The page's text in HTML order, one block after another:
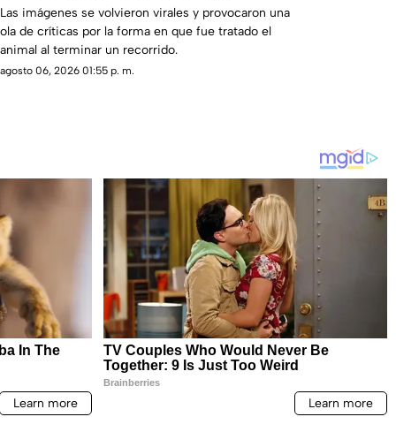
reaccionó el animal
Las imágenes se volvieron virales y provocaron una
ola de críticas por la forma en que fue tratado el
animal al terminar un recorrido.
agosto 06, 2026 01:55 p. m.